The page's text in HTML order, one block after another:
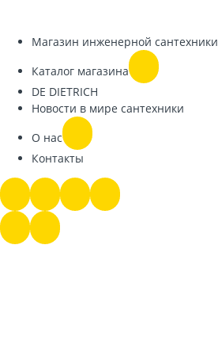
Магазин инженерной сантехники
Каталог магазина
DE DIETRICH
Новости в мире сантехники
О нас
Контакты